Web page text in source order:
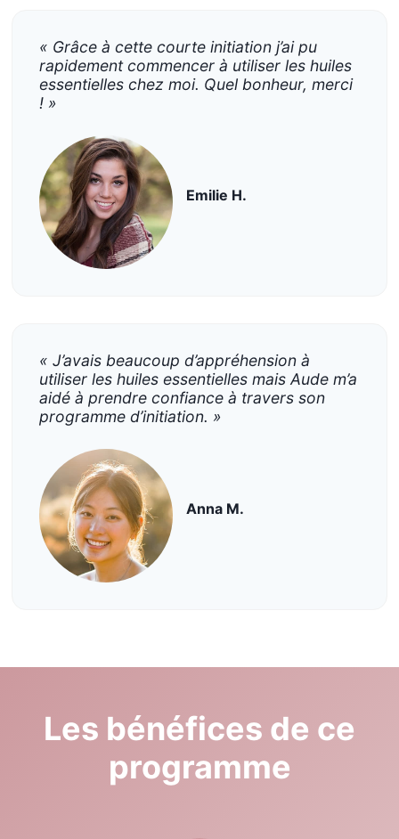
« Grâce à cette courte initiation j’ai pu
rapidement commencer à utiliser les huiles
essentielles chez moi. Quel bonheur, merci
! »
Emilie H.
« J’avais beaucoup d’appréhension à
utiliser les huiles essentielles mais Aude m’a
aidé à prendre confiance à travers son
programme d’initiation. »
Anna M.
Les bénéfices de ce
programme